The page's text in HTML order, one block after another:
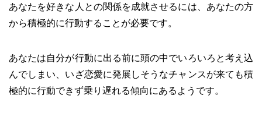
あなたを好きな人との関係を成就させるには、あなたの方
から積極的に行動することが必要です。
あなたは自分が行動に出る前に頭の中でいろいろと考え込
んでしまい、いざ恋愛に発展しそうなチャンスが来ても積
極的に行動できず乗り遅れる傾向にあるようです。